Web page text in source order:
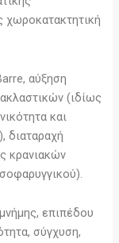
χωροκατακτητική
αύξηση
(ιδίως
και
διαταραχή
κρανιακών
επιπέδου
σύγχυση,